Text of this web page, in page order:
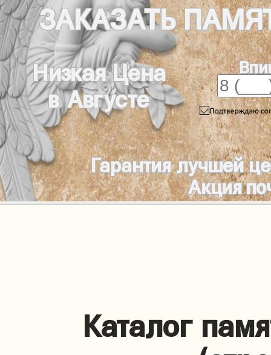
ЗАКАЗАТЬ
Низкая Цена
в Августе
Гарантия лучшей
Акция
Каталог